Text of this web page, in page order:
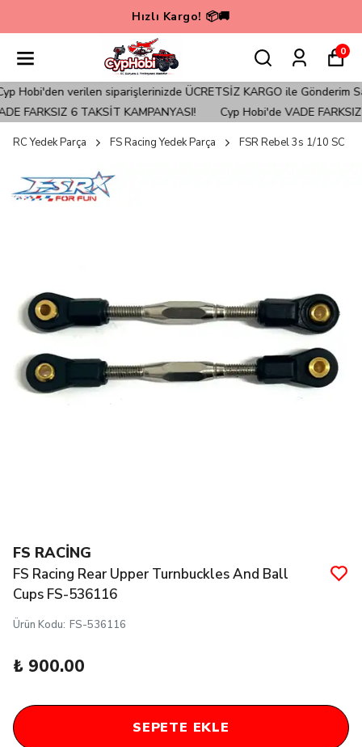
Hızlı Kargo! 📦🚚
0
verilen siparişlerinizde ÜCRETSİZ KARGO ile Gönderim
FARKSIZ 6 TAKSİT KAMPANYASI!
Cyp Hobi'de VADE FARKSIZ
RC Yedek Parça FS Racing Yedek Parça FSR Rebel 3s 1/10 SC
FS RACİNG
FS Racing Rear Upper Turnbuckles And Ball
Cups FS-536116
Ürün Kodu: FS-536116
₺ 900.00
SEPETE EKLE